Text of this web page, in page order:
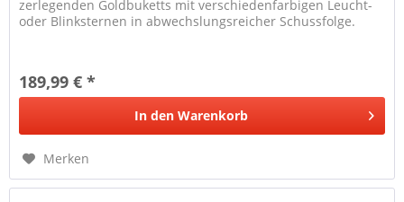
zerlegenden Goldbuketts mit verschiedenfarbigen Leucht-
oder Blinksternen in abwechslungsreicher Schussfolge.
189,99 € *
In den Warenkorb
Merken